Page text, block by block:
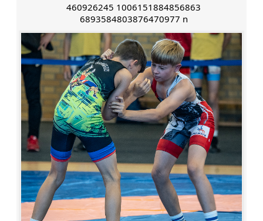
460926245 1006151884856863
6893584803876470977 n